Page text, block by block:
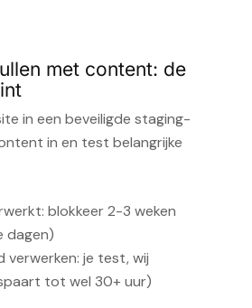
met content: de
in een beveiligde staging-
in en test belangrijke
blokkeer 2-3 weken
dagen)
verwerken: je test, wij
tot wel 30+ uur)